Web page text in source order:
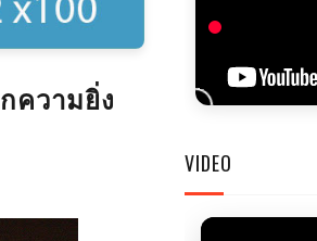
กความยิ่ง
VIDEO